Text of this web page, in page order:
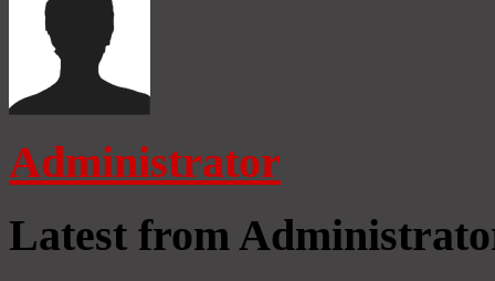
Administrator
Latest from